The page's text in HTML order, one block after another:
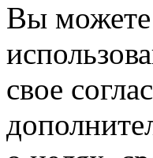
Вы можете
свое